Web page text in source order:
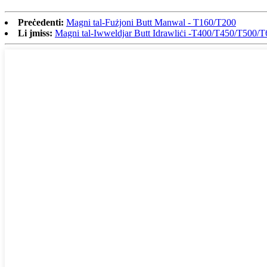
Preċedenti: Magni tal-Fużjoni Butt Manwal - T160/T200
Li jmiss: Magni tal-Iwweldjar Butt Idrawliċi -T400/T450/T500/